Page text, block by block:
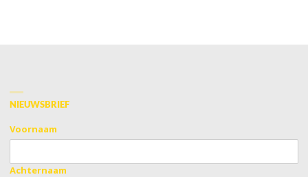
NIEUWSBRIEF
Voornaam
Achternaam